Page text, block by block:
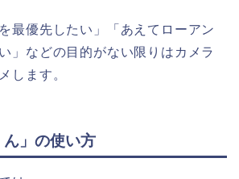
最優先したい」「あえてローアン
」などの目的がない限りはカメラ
します。
ん」の使い方